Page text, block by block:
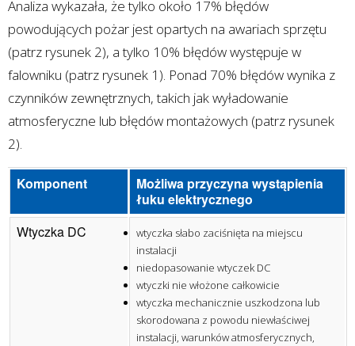
Analiza wykazała, że tylko około 17% błędów
powodujących pożar jest opartych na awariach sprzętu
(patrz rysunek 2), a tylko 10% błędów występuje w
falowniku (patrz rysunek 1). Ponad 70% błędów wynika z
czynników zewnętrznych, takich jak wyładowanie
atmosferyczne lub błędów montażowych (patrz rysunek
2).
Komponent
Możliwa przyczyna wystąpienia
łuku elektrycznego
Wtyczka DC
wtyczka słabo zaciśnięta na miejscu
instalacji
niedopasowanie wtyczek DC
wtyczki nie włożone całkowicie
wtyczka mechanicznie uszkodzona lub
skorodowana z powodu niewłaściwej
instalacji, warunków atmosferycznych,